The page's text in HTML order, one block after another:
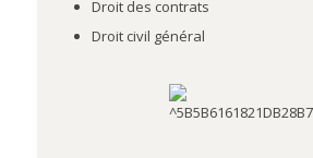
Droit des contrats
Droit civil général